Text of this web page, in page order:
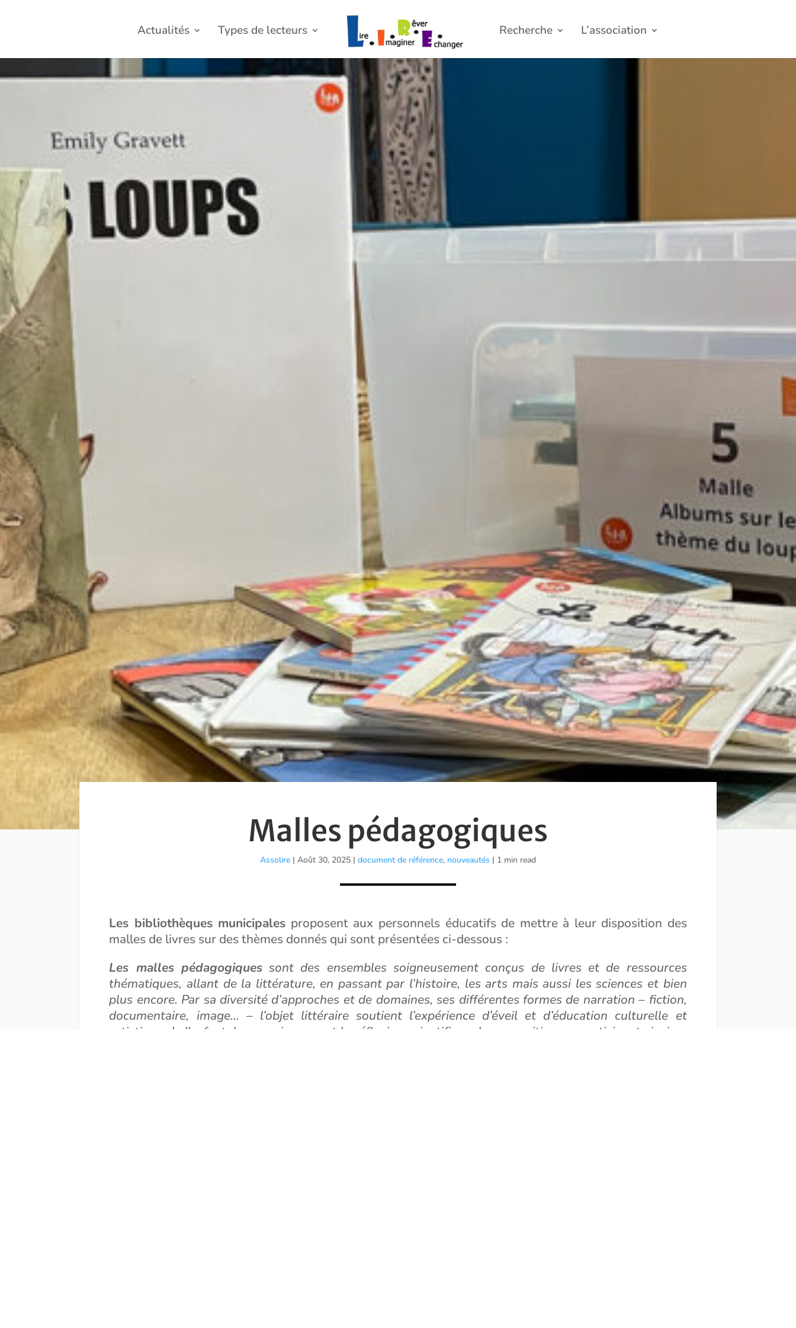
Actualités Types de lecteurs Recherche L’association
Malles pédagogiques
Assolire | Août 30, 2025 | document de référence, nouveautés | 1 min read
Les bibliothèques municipales proposent aux personnels éducatifs de mettre à leur disposition des
malles de livres sur des thèmes donnés qui sont présentées ci-dessous :
Les malles pédagogiquessont des ensembles soigneusement conçus de livres et de ressources
thématiques, allant de la littérature, en passant par l’histoire, les arts mais aussi les sciences et bien
plus encore. Par sa diversité d’approches et de domaines, ses différentes formes de narration – fiction,
documentaire, image… – l’objet littéraire soutient l’expérience d’éveil et d’éducation culturelle et
artistique de l’enfant, la connaissance et la réflexion scientifique, le sens critique…, participant ainsi au